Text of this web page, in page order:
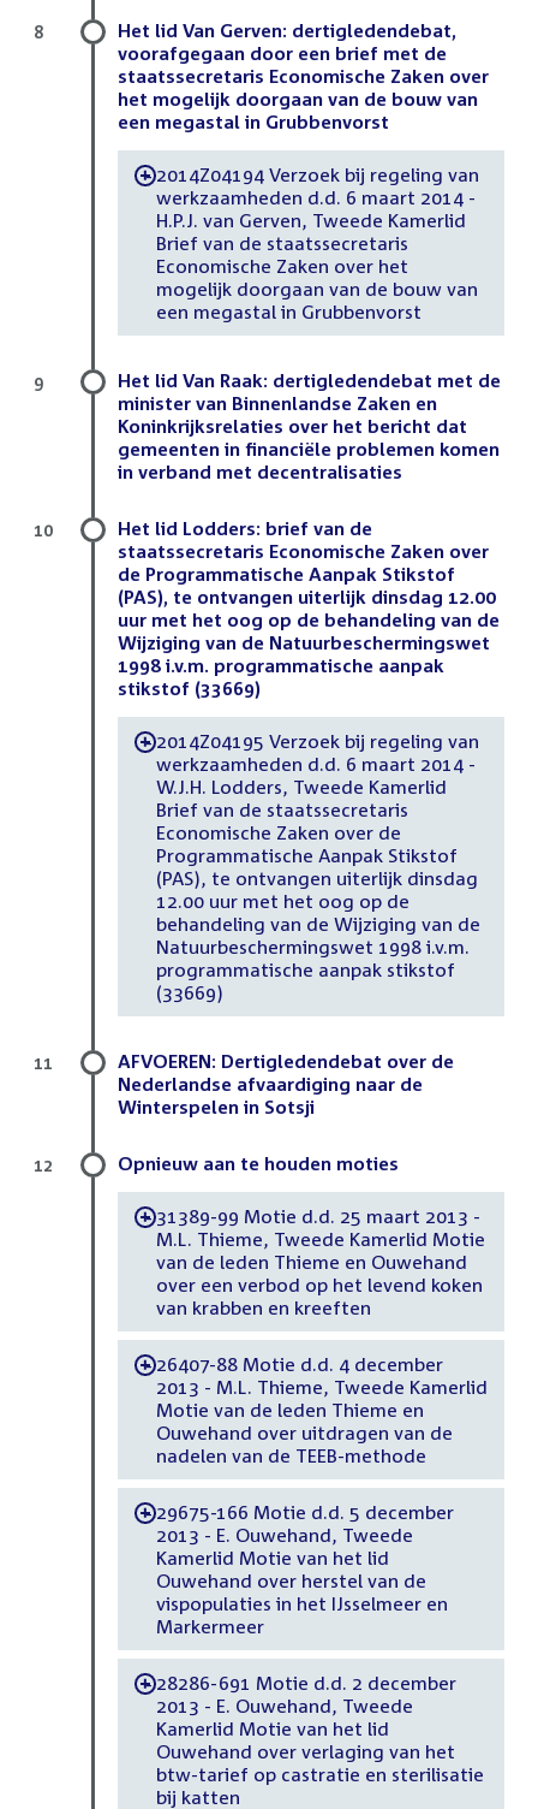
Het lid Van Gerven: dertigledendebat,
voorafgegaan door een brief met de
staatssecretaris Economische Zaken over
het mogelijk doorgaan van de bouw van
een megastal in Grubbenvorst
-2014Z04194 Verzoek bij regeling van
werkzaamheden d.d. 6 maart 2014 -
H.P.J. van Gerven, Tweede Kamerlid
Brief van de staatssecretaris
Economische Zaken over het
mogelijk doorgaan van de bouw van
een megastal in Grubbenvorst
8
Het lid Van Raak: dertigledendebat met de
minister van Binnenlandse Zaken en
Koninkrijksrelaties over het bericht dat
gemeenten in financiële problemen komen
in verband met decentralisaties
9
Het lid Lodders: brief van de
staatssecretaris Economische Zaken over
de Programmatische Aanpak Stikstof
(PAS), te ontvangen uiterlijk dinsdag 12.00
uur met het oog op de behandeling van de
Wijziging van de Natuurbeschermingswet
1998 i.v.m. programmatische aanpak
stikstof (33669)
-2014Z04195 Verzoek bij regeling van
werkzaamheden d.d. 6 maart 2014 -
W.J.H. Lodders, Tweede Kamerlid
Brief van de staatssecretaris
Economische Zaken over de
Programmatische Aanpak Stikstof
(PAS), te ontvangen uiterlijk dinsdag
12.00 uur met het oog op de
behandeling van de Wijziging van de
Natuurbeschermingswet 1998 i.v.m.
programmatische aanpak stikstof
(33669)
10
AFVOEREN: Dertigledendebat over de
Nederlandse afvaardiging naar de
Winterspelen in Sotsji
11
Opnieuw aan te houden moties
-31389-99 Motie d.d. 25 maart 2013 -
M.L. Thieme, Tweede Kamerlid Motie
van de leden Thieme en Ouwehand
over een verbod op het levend koken
van krabben en kreeften
-26407-88 Motie d.d. 4 december
2013 - M.L. Thieme, Tweede Kamerlid
Motie van de leden Thieme en
Ouwehand over uitdragen van de
nadelen van de TEEB-methode
-29675-166 Motie d.d. 5 december
2013 - E. Ouwehand, Tweede
Kamerlid Motie van het lid
Ouwehand over herstel van de
vispopulaties in het IJsselmeer en
Markermeer
-28286-691 Motie d.d. 2 december
2013 - E. Ouwehand, Tweede
Kamerlid Motie van het lid
Ouwehand over verlaging van het
btw-tarief op castratie en sterilisatie
bij katten
12